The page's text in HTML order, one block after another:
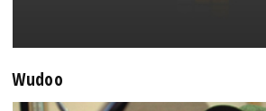
Wudoo